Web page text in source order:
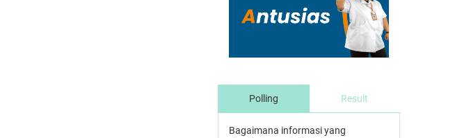
Playon
Baru 6 Hari,
Festival PlayOn
Tembus 3.083
Polling Result
Bagaimana informasi yang